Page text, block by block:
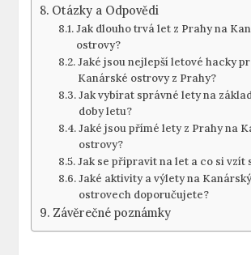
Otázky a Odpovědi
Jak dlouho trvá let z Prahy na
ostrovy?
Jaké jsou nejlepší letové hacky
Kanárské ostrovy z Prahy?
Jak vybírat správné lety na
doby letu?
Jaké jsou přímé lety z Prahy na
ostrovy?
Jak se připravit na let a co si vzít
Jaké aktivity a výlety na
ostrovech doporučujete?
Závěrečné poznámky